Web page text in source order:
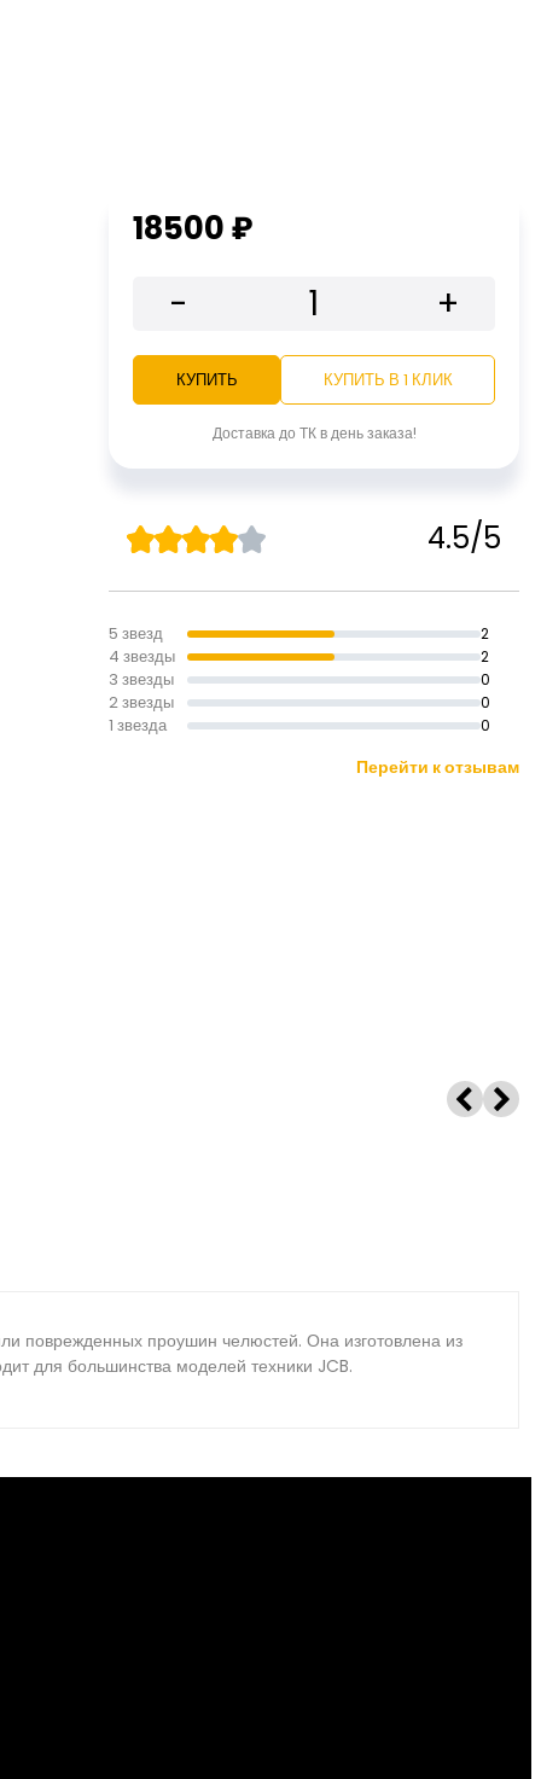
18500 ₽
- +
КУПИТЬ КУПИТЬ В 1 КЛИК
Доставка до ТК в день заказа!
4.5/5
5 звезд 2
4 звезды 2
3 звезды 0
2 звезды 0
1 звезда 0
Перейти к отзывам
поврежденных проушин челюстей. Она изготовлена из
для большинства моделей техники JCB.